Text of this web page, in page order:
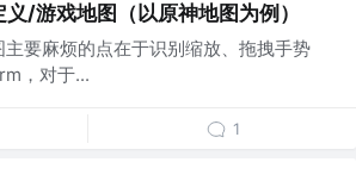
/游戏地图（以原神地图为例）
要麻烦的点在于识别缩放、拖拽手势
，对于...
1